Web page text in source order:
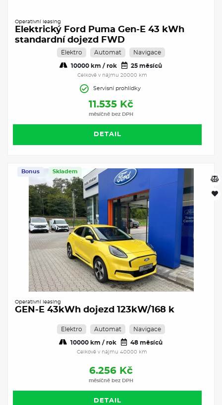
Operativní leasing
Elektrický Ford Puma Gen-E 43 kWh
standardní dojezd FWD
Elektro Automat Navigace
10000 km / rok 25 měsíců
Celkově v nájmu 20000 km
Servisní prohlídky
11.535 Kč
měsíčně bez DPH
DETAIL
Skladem
Bonus
Operativní leasing
GEN-E 43kWh dojezd 123kW/168 k
Elektro Automat Navigace
10000 km / rok 48 měsíců
Celkově v nájmu 40000 km
6.256 Kč
měsíčně bez DPH
DETAIL